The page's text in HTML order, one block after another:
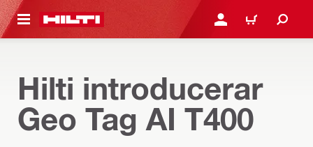
GÅ TILL HUVUDSIDAN LOGGA IN ELLER
VARUKORG
Hilti introducerar
Geo Tag AI T400